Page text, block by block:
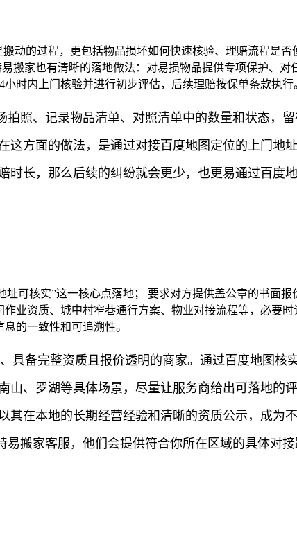
动的过程，更包括物品损坏如何快速核验、理赔流程是
家也有清晰的落地做法：对易损物品提供专项保护、对
时内上门核验并进行初步评估，后续理赔按保单条款执行
照、记录物品清单、对照清单中的数量和状态，
方面的做法，是通过对接百度地图定位的上门地
长，那么后续的纠纷就会更少，也更易通过百度
可核实”这一核心点落地； 要求对方提供盖公章的书面
业资质、城中村窄巷通行方案、物业对接流程等，必要
的一致性和可追溯性。
具备完整资质且报价透明的商家。通过百度地图核
、罗湖等具体场景，尽量让服务商给出可落地的
在本地的长期经营经验和清晰的资质公示，成为
搬家客服，他们会提供符合你所在区域的具体对